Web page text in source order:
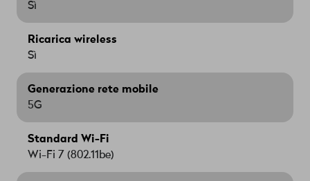
Sì
Ricarica wireless
Sì
Generazione rete mobile
5G
Standard Wi-Fi
Wi-Fi 7 (802.11be)